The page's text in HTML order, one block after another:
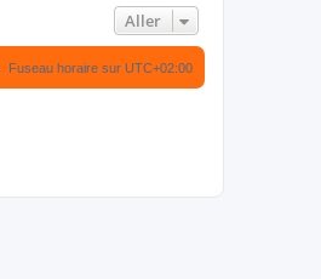
Aller
Fuseau horaire sur UTC+02:00